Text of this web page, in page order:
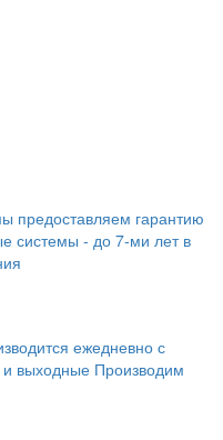
предоставляем гарантию
системы - до 7-ми лет в
ежедневно с
выходные Производим